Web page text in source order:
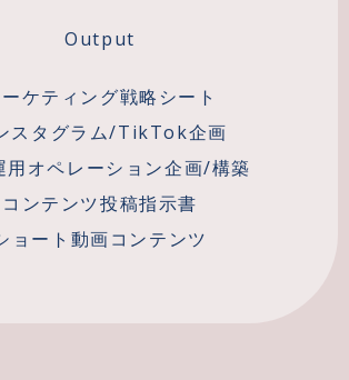
Output
ケティング戦略シート
スタグラム/TikTok企画
用オペレーション企画/構築
コンテンツ投稿指示書
ョート動画コンテンツ